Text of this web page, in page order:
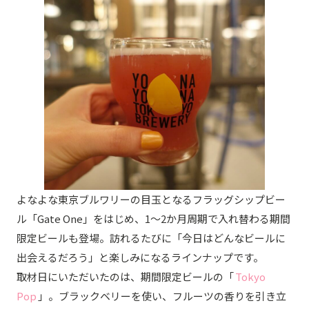
よなよな東京ブルワリーの目玉となるフラッグシップビー
ル「Gate One」をはじめ、1〜2か月周期で入れ替わる期間
限定ビールも登場。訪れるたびに「今日はどんなビールに
出会えるだろう」と楽しみになるラインナップです。
取材日にいただいたのは、期間限定ビールの「Tokyo
Pop 」。ブラックベリーを使い、フルーツの香りを引き立